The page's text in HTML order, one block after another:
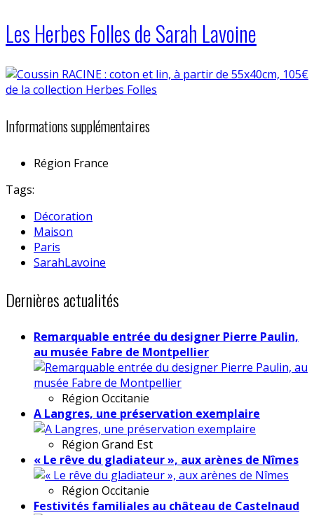
Les Herbes Folles de Sarah Lavoine
Informations supplémentaires
Région France
Tags:
Décoration
Maison
Paris
SarahLavoine
Dernières actualités
Remarquable entrée du designer Pierre Paulin,
au musée Fabre de Montpellier
Région Occitanie
A Langres, une préservation exemplaire
Région Grand Est
« Le rêve du gladiateur », aux arènes de Nîmes
Région Occitanie
Festivités familiales au château de Castelnaud